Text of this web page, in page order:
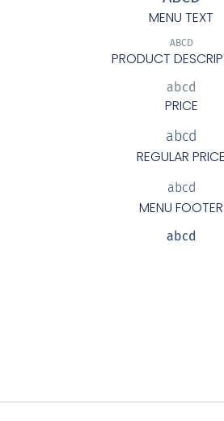
MENU TEXT
ABCD
PRODUCT
abcd
PRICE
abcd
REGULAR PRICE
abcd
MENU FOOTER
abcd